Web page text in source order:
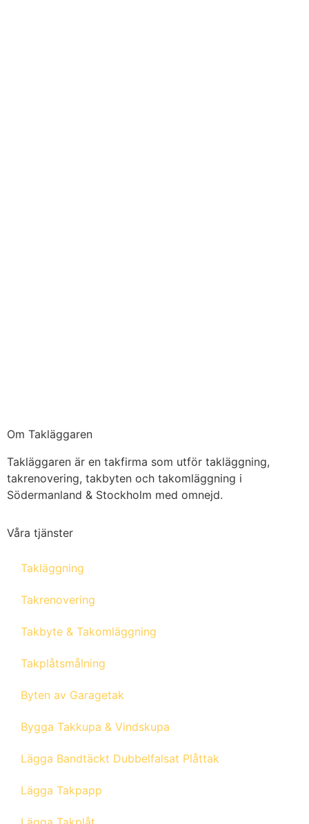
Om Takläggaren
Takläggaren är en takfirma som utför takläggning,
takrenovering, takbyten och takomläggning i
Södermanland & Stockholm med omnejd.
Våra tjänster
Takläggning
Takrenovering
Takbyte & Takomläggning
Takplåtsmålning
Byten av Garagetak
Bygga Takkupa & Vindskupa
Lägga Bandtäckt Dubbelfalsat Plåttak
Lägga Takpapp